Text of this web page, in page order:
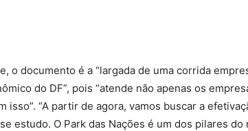
o documento é a “largada de uma corrida
do DF”, pois “atende não apenas os
isso”. “A partir de agora, vamos buscar a
estudo. O Park das Nações é um dos pilares